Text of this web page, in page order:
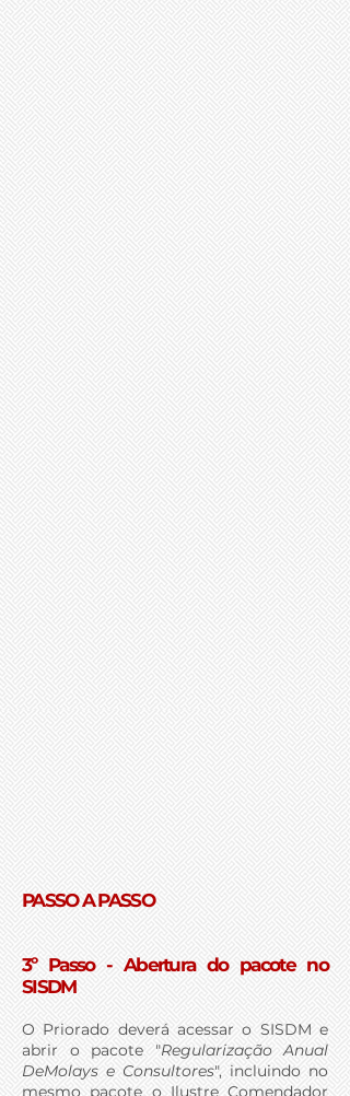
PASSO A PASSO
3º Passo - Abertura do pacote no
SISDM
O Priorado deverá acessar o SISDM e
abrir o pacote "Regularização Anual
DeMolays e Consultores", incluindo no
mesmo pacote o Ilustre Comendador